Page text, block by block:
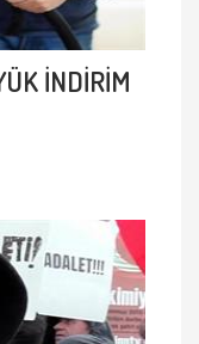
İNDİRİM